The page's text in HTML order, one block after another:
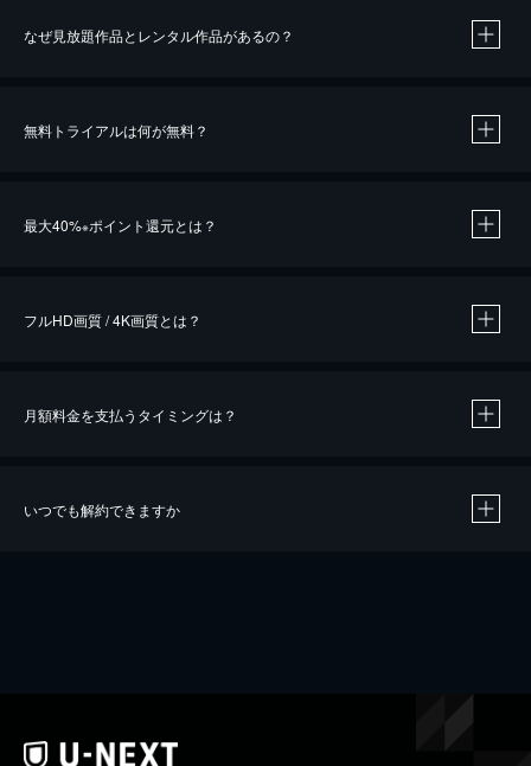
なぜ見放題作品とレンタル作品があるの？
無料トライアルは何が無料？
最大40%※ポイント還元とは？
※40％ポイント還元の対象は、クレジットカード決済による作品の購入 / レンタルです。
フルHD画質 / 4K画質とは？
月額料金を支払うタイミングは？
いつでも解約できますか